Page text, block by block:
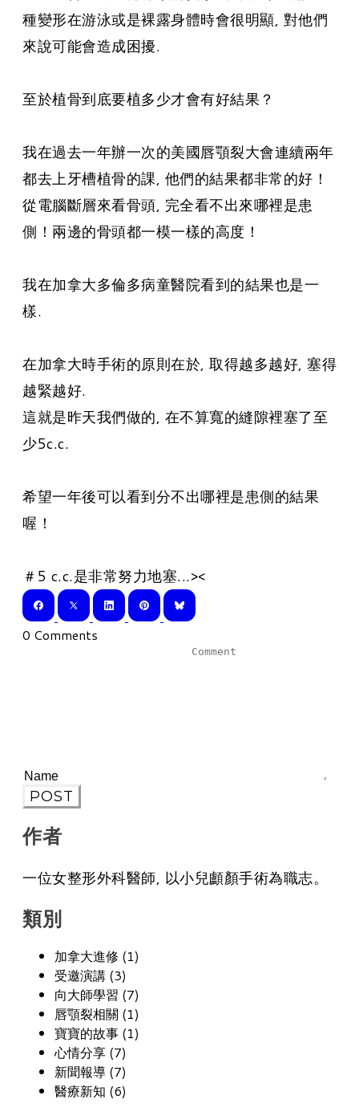
種變形在游泳或是裸露身體時會很明顯, 對他們
來說可能會造成困擾.
至於植骨到底要植多少才會有好結果？
我在過去一年辦一次的美國唇顎裂大會連續兩年
都去上牙槽植骨的課, 他們的結果都非常的好！
從電腦斷層來看骨頭, 完全看不出來哪裡是患
側！兩邊的骨頭都一模一樣的高度！
我在加拿大多倫多病童醫院看到的結果也是一
樣.
在加拿大時手術的原則在於, 取得越多越好, 塞得
越緊越好.
這就是昨天我們做的, 在不算寬的縫隙裡塞了至
少5c.c.
希望一年後可以看到分不出哪裡是患側的結果
喔！
＃5 c.c.是非常努力地塞...><
0 Comments
POST
作者
一位女整形外科醫師, 以小兒顱顏手術為職志。
類別
加拿大進修 (1)
受邀演講 (3)
向大師學習 (7)
唇顎裂相關 (1)
寶寶的故事 (1)
心情分享 (7)
新聞報導 (7)
醫療新知 (6)